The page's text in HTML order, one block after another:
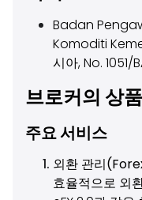
Badan
Komoditi
시아, No. 1051/
브로커의 상
주요 서비스
외환 관리
효율적으로 외